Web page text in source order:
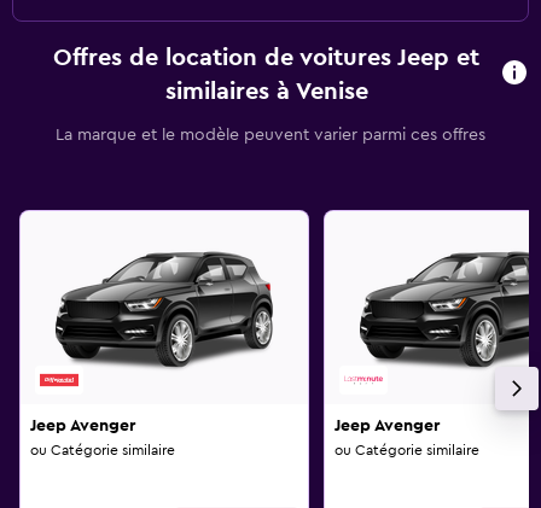
Offres de location de voitures Jeep et
similaires à Venise
La marque et le modèle peuvent varier parmi ces offres
Jeep Avenger
ou Catégorie similaire
Jeep Avenger
ou Catégorie similaire